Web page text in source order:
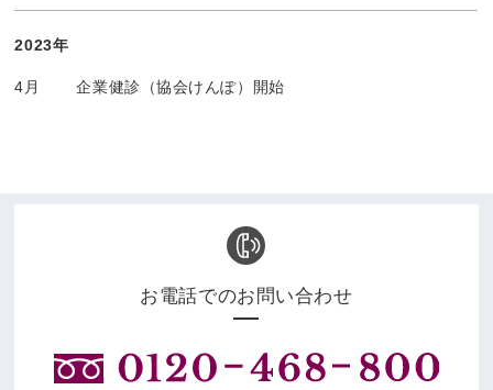
2023年
4月 企業健診（協会けんぽ）開始
お電話でのお問い合わせ